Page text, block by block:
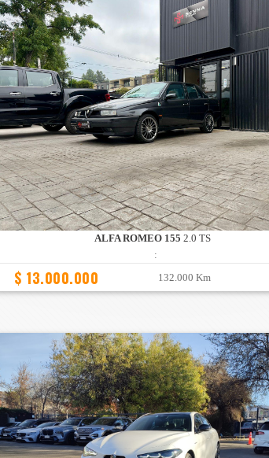
ALFA ROMEO 155 2.0 TS
:
$ 13.000.000 132.000 Km